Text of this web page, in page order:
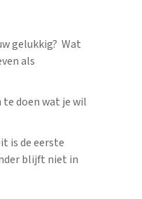
gelukkig? Wat
als
doen wat je wil
is de eerste
blijft niet in